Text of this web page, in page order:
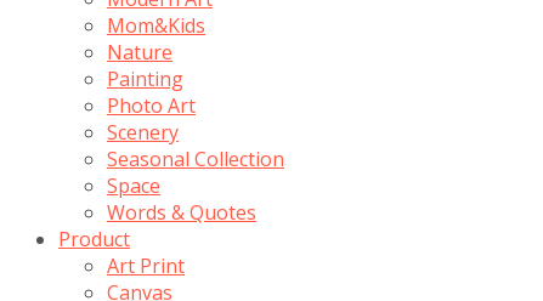
Mom&Kids
Nature
Painting
Photo Art
Scenery
Seasonal Collection
Space
Words & Quotes
Product
Art Print
Canvas